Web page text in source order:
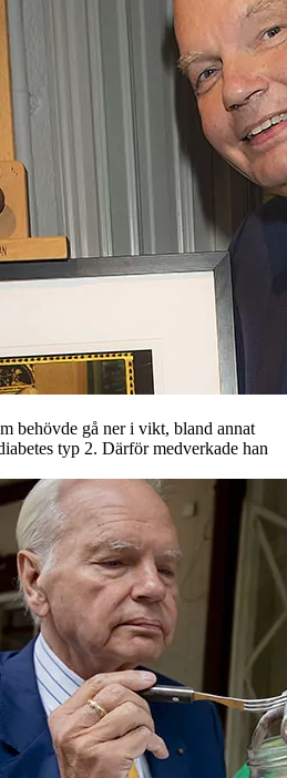
behövde gå ner i vikt, bland annat
typ 2. Därför medverkade han